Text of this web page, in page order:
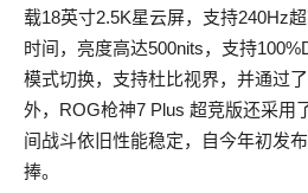
载18英寸2.5K星云屏，支持240Hz
时间，亮度高达500nits，支持
模式切换，支持杜比视界，并通过
外，ROG枪神7 Plus 超竞版还采用
间战斗依旧性能稳定，自今年初发
捧。